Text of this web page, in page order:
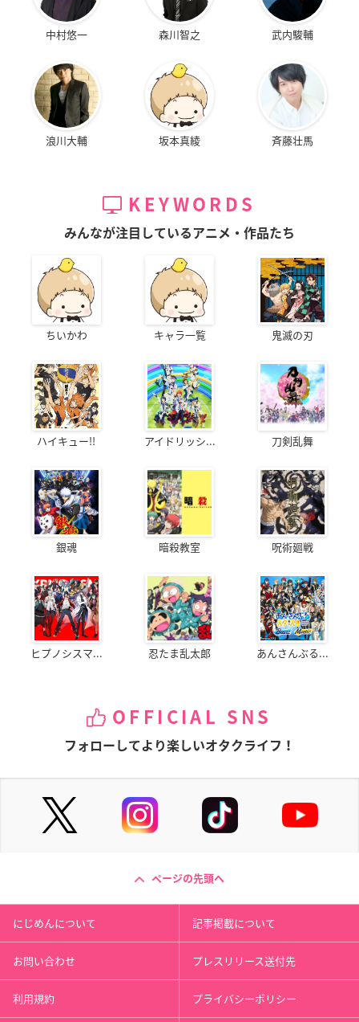
中村悠一 森川智之 武内駿輔
浪川大輔 坂本真綾 斉藤壮馬
KEYWORDS
みんなが注目しているアニメ・作品たち
ちいかわ キャラ一覧 鬼滅の刃
ハイキュー!! アイドリッシ... 刀剣乱舞
銀魂 暗殺教室 呪術廻戦
ヒプノシスマ... 忍たま乱太郎 あんさんぶる...
OFFICIAL SNS
フォローしてより楽しいオタクライフ！
ページの先頭へ
にじめんについて 記事掲載について
お問い合わせ プレスリリース送付先
利用規約 プライバシーポリシー